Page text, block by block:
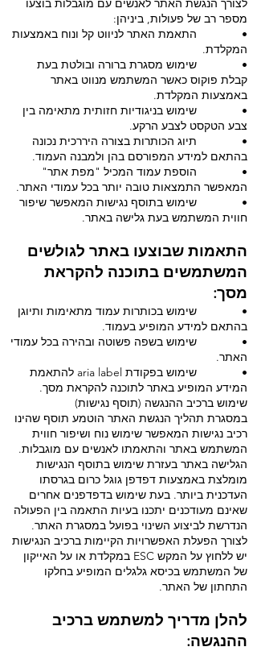
לצורך הנגשת האתר לאנשים עם מוגבלות בוצעו
מספר רב של פעולות, ביניהן:
• התאמת האתר לניווט קל ונוח באמצעות
המקלדת.
• שימוש מסגרת ברורה ובולטת בעת
קבלת פוקוס כאשר המשתמש מנווט באתר
באמצעות המקלדת.
• שימוש בניגודיות חזותית מתאימה בין
צבע הטקסט לצבע הרקע.
• תיוג הכותרות בצורה היררכית נכונה
בהתאם למידע המפורסם בהן ולמבנה העמוד.
• הוספת עמוד המכיל "מפת אתר"
המאפשר התמצאות טובה יותר בכל עמודי האתר.
• שימוש בתוסף נגישות המאפשר שיפור
חווית המשתמש בעת גלישה באתר.
התאמות שבוצעו באתר לגולשים
המשתמשים בתוכנה להקראת
מסך:
• שימוש בכותרות עמוד מתאימות ותיוגן
בהתאם למידע המופיע בעמוד.
• שימוש בשפה פשוטה ובהירה בכל עמודי
האתר.
• שימוש בפקודת aria label להתאמת
המידע המופיע באתר לתוכנה להקראת מסך.
שימוש ברכיב ההנגשה (תוסף נגישות)
במסגרת תהליך הנגשת האתר הוטמע תוסף שהינו
רכיב נגישות המאפשר שימוש נוח ושיפור חווית
המשתמש באתר והתאמתו לאנשים עם מוגבלות.
הגלישה באתר בעזרת שימוש בתוסף הנגישות
מומלצת באמצעות דפדפן גוגל כרום בגרסתו
העדכנית ביותר. בעת שימוש בדפדפנים אחרים
שאינם מעודכנים יתכנו בעיות התאמה בין הפעולה
הנדרשת לביצוע השינוי בפועל במסגרת האתר.
לצורך הפעלת האפשרויות הקיימות ברכיב הנגישות
יש ללחוץ על המקש ESC במקלדת או על האייקון
של המשתמש בכיסא גלגלים המופיע בחלקו
התחתון של האתר.
להלן מדריך למשתמש ברכיב
ההנגשה: